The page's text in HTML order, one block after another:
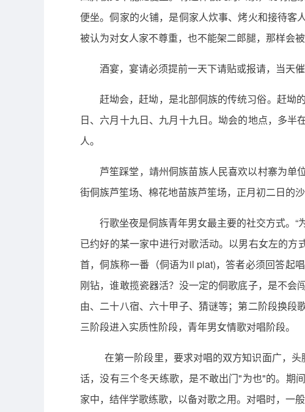
便坐。侗家的火铺，是侗家人炊事、烤火和接待客
被认为对女人家不尊重，也不能架二郎腿，那样会
酒宴，宴请必须提前一天下请贴或报请，当天
赶坳会，赶坳，是北部侗族的传统习俗。赶坳
日、六月十九日、九月十九日。坳会的地点，多
人。
芦笙踩堂，靖州侗族苗族人民喜欢以村寨为单
街侗族芦笙场、棉花地苗族芦笙场，正月初二日的
行歌坐夜是侗族青年男女最主要的社交方式。
已约好的某一家中进行对歌活动。以男右女左的
首，侗族称一番（侗语为il piat)，答者必须回答起
刚钻，谁敢揽瓷器活？没一定的侗歌底子，是不
由、二十八宿、六十甲子、猜谜等；第二阶段换
三阶段进入实质性阶段，青年男女情歌对唱阶段。
在第一阶段里，要求对唱的双方知识面广，
话，没有三个冬天练歌，是不敢出门"为也"的。期
家中，结伴学歌练歌，以备对歌之用。对唱时，一